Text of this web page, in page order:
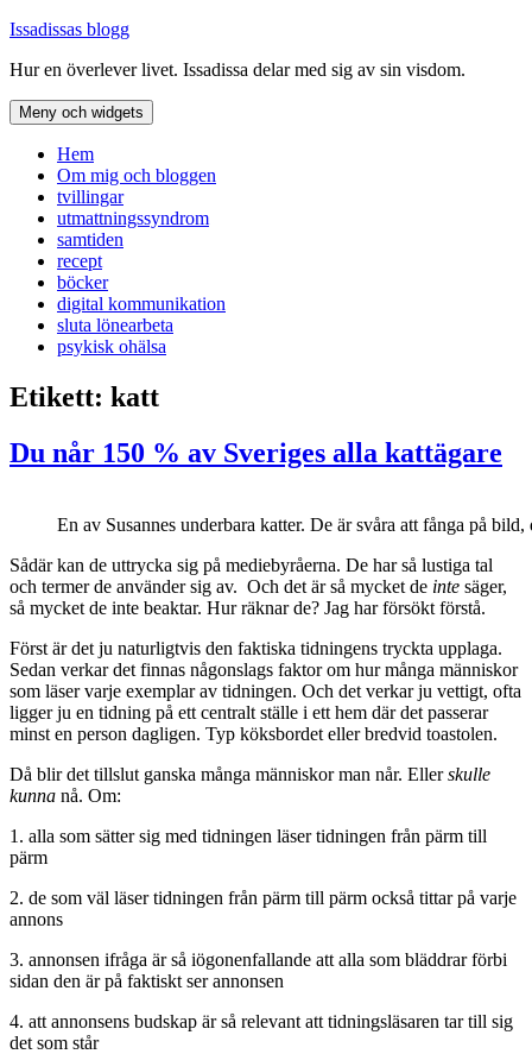
Hoppa
innehåll
Issadissas blogg
Hur en överlever livet. Issadissa delar med sig av sin visdom.
Meny och widgets
Hem
Om mig och bloggen
tvillingar
utmattningssyndrom
samtiden
recept
böcker
digital kommunikation
sluta lönearbeta
psykisk ohälsa
Etikett: katt
Du når 150 % av Sveriges alla kattägare
En av Susannes underbara katter. De är svåra att fånga på
Sådär kan de uttrycka sig på mediebyråerna. De har så lustiga tal
och termer de använder sig av. Och det är så mycket de inte säger,
så mycket de inte beaktar. Hur räknar de? Jag har försökt förstå.
Först är det ju naturligtvis den faktiska tidningens tryckta upplaga.
Sedan verkar det finnas någonslags faktor om hur många människor
som läser varje exemplar av tidningen. Och det verkar ju vettigt, ofta
ligger ju en tidning på ett centralt ställe i ett hem där det passerar
minst en person dagligen. Typ köksbordet eller bredvid toastolen.
Då blir det tillslut ganska många människor man når. Ellerskulle
kunna nå. Om:
1. alla som sätter sig med tidningen läser tidningen från pärm till
pärm
2. de som väl läser tidningen från pärm till pärm också tittar på varje
annons
3. annonsen ifråga är så iögonenfallande att alla som bläddrar förbi
sidan den är på faktiskt ser annonsen
4. att annonsens budskap är så relevant att tidningsläsaren tar till sig
det som står